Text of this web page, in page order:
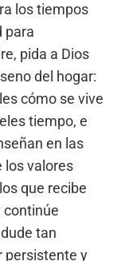
los tiempos
para
pida a Dios
del hogar:
cómo se vive
tiempo, e
en las
los valores
que recibe
continúe
tan
persistente y